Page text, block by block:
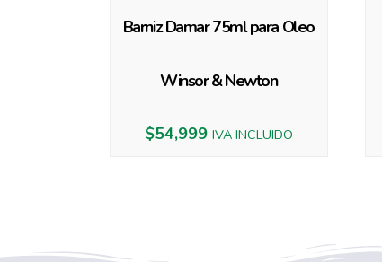
Barniz Damar 75ml para Oleo
Winsor & Newton
$54,999 IVA INCLUIDO